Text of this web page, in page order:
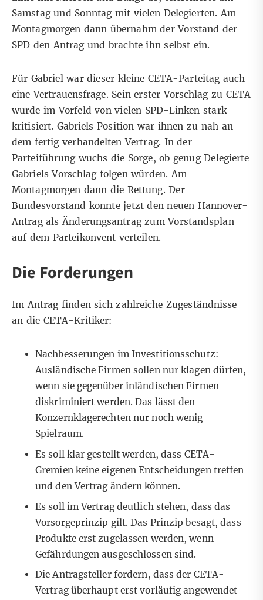
Samstag und Sonntag mit vielen Delegierten. Am
Montagmorgen dann übernahm der Vorstand der
SPD den Antrag und brachte ihn selbst ein.
Für Gabriel war dieser kleine CETA-Parteitag auch
eine Vertrauensfrage. Sein erster Vorschlag zu CETA
wurde im Vorfeld von vielen SPD-Linken stark
kritisiert. Gabriels Position war ihnen zu nah an
dem fertig verhandelten Vertrag. In der
Parteiführung wuchs die Sorge, ob genug Delegierte
Gabriels Vorschlag folgen würden. Am
Montagmorgen dann die Rettung. Der
Bundesvorstand konnte jetzt den neuen Hannover-
Antrag als Änderungsantrag zum Vorstandsplan
auf dem Parteikonvent verteilen.
Die Forderungen
Im Antrag finden sich zahlreiche Zugeständnisse
an die CETA-Kritiker:
Nachbesserungen im Investitionsschutz:
Ausländische Firmen sollen nur klagen dürfen,
wenn sie gegenüber inländischen Firmen
diskriminiert werden. Das lässt den
Konzernklagerechten nur noch wenig
Spielraum.
Es soll klar gestellt werden, dass CETA-
Gremien keine eigenen Entscheidungen treffen
und den Vertrag ändern können.
Es soll im Vertrag deutlich stehen, dass das
Vorsorgeprinzip gilt. Das Prinzip besagt, dass
Produkte erst zugelassen werden, wenn
Gefährdungen ausgeschlossen sind.
Die Antragsteller fordern, dass der CETA-
Vertrag überhaupt erst vorläufig angewendet